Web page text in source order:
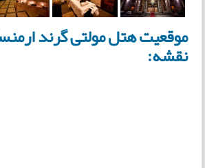
موقعیت هتل مولتی گرند
نقشه: